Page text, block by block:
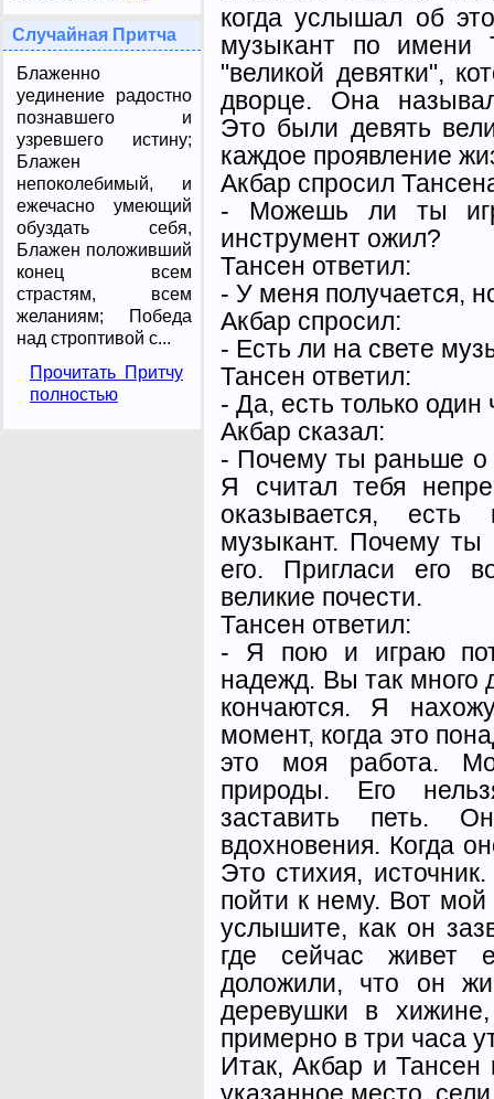
Случайная Притча
Блаженно
уединение радостно
познавшего и
узревшего истину;
Блажен
непоколебимый, и
ежечасно умеющий
обуздать себя,
Блажен положивший
конец всем
страстям, всем
желаниям; Победа
над строптивой с...
Прочитать Притчу
полностью
когда услышал об
музыкант по
"великой девятки",
дворце. Она
Это были девять
каждое проявление
Акбар спросил
- Можешь ли ты
инструмент ожил?
Тансен ответил:
- У меня получается,
Акбар спросил:
- Есть ли на свете
Тансен ответил:
- Да, есть только один
Акбар сказал:
- Почему ты раньше о
Я считал тебя
оказывается,
музыкант. Почему ты
его. Пригласи его
великие почести.
Тансен ответил:
- Я пою и играю
надежд. Вы так
кончаются. Я
момент, когда это
это моя работа.
природы. Его
заставить петь.
вдохновения. Когда
Это стихия,
пойти к нему. Вот
услышите, как он
где сейчас живет
доложили, что он
деревушки в
примерно в три часа
Итак, Акбар и Тансен